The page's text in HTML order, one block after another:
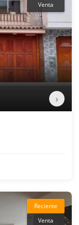
Venta
›
Reciente
Venta